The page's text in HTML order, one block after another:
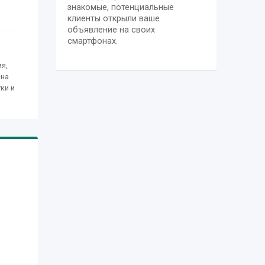
и
знакомые, потенциальные
клиенты открыли ваше
объявление на своих
смартфонах.